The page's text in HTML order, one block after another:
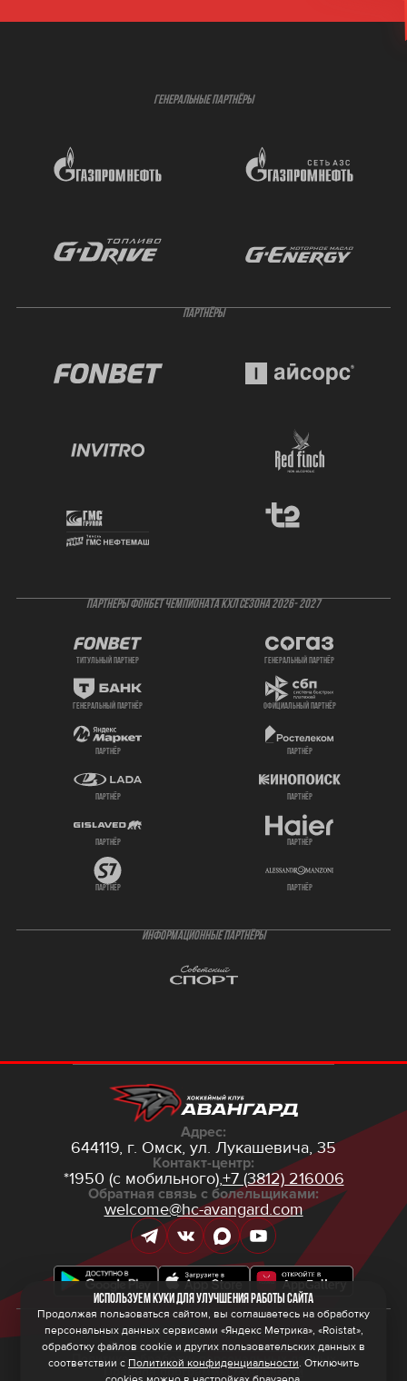
ГЕНЕРАЛЬНЫЕ ПАРТНЁРЫ
ПАРТНЁРЫ
ПАРТНЕРЫ ФОНБЕТ ЧЕМПИОНАТА КХЛ СЕЗОНА 2026- 2027
титульный партнер генеральный партнёр
генеральный партнёр официальный партнёр
партнёр партнёр
партнёр партнёр
партнёр партнёр
партнёр партнёр
ИНФОРМАЦИОННЫЕ ПАРТНЁРЫ
Адрес:
644119, г. Омск, ул. Лукашевича, 35
Контакт-центр:
*1950 (с мобильного),+7 (3812) 216006
Обратная связь с болельщиками:
welcome@hc-avangard.com
© 2026 ООО ХК «Авангард»
Политика конфиденциальности
Политика обработки персональных данных
Правила программы лояльности
Используем куки для улучшения работы сайта
Продолжая пользоваться сайтом, вы соглашаетесь на обработку
персональных данных сервисами «Яндекс Метрика», «Roistat»,
обработку файлов cookie и других пользовательских данных в
соответствии с Политикой конфиденциальности. Отключить